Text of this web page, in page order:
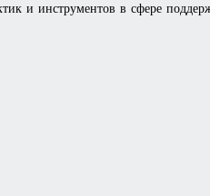
и инструментов в сфере